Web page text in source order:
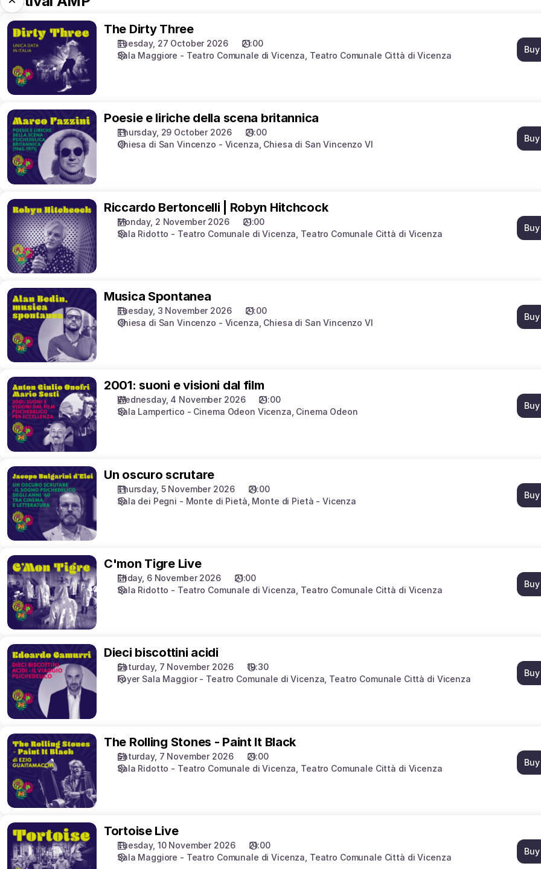
The
Dirty
Three
The Dirty Three
Tuesday, 27 October 2026
21:00
Sala Maggiore - Teatro Comunale di Vicenza Teatro Comunale Città di Vicenza
Buy
Poesie
liriche
della
scena
britannica
Poesie e liriche della scena britannica
Thursday, 29 October 2026
21:00
Chiesa di San Vincenzo - Vicenza Chiesa di San Vincenzo VI
Buy
Riccardo
Bertoncelli
|
Robyn
Hitchcock
Riccardo Bertoncelli | Robyn Hitchcock
Monday, 2 November 2026
21:00
Sala Ridotto - Teatro Comunale di Vicenza Teatro Comunale Città di Vicenza
Buy
Musica
Spontanea
Musica Spontanea
Tuesday, 3 November 2026
21:00
Chiesa di San Vincenzo - Vicenza Chiesa di San Vincenzo VI
Buy
2001:
suoni
visioni
dal
film
2001: suoni e visioni dal film
Wednesday, 4 November 2026
21:00
Sala Lampertico - Cinema Odeon Vicenza Cinema Odeon
Buy
Un
oscuro
scrutare
Un oscuro scrutare
Thursday, 5 November 2026
21:00
Sala dei Pegni - Monte di Pietà Monte di Pietà - Vicenza
Buy
C'mon
Tigre
Live
C'mon Tigre Live
Friday, 6 November 2026
21:00
Sala Ridotto - Teatro Comunale di Vicenza Teatro Comunale Città di Vicenza
Buy
Dieci
biscottini
acidi
Dieci biscottini acidi
Saturday, 7 November 2026
19:30
Foyer Sala Maggior - Teatro Comunale di Vicenza Teatro Comunale Città di Vicenza
Buy
The
Rolling
Stones
Paint
It
The Rolling Stones - Paint It Black
Saturday, 7 November 2026
21:00
Sala Ridotto - Teatro Comunale di Vicenza Teatro Comunale Città di Vicenza
Buy
Tortoise
Live
Tortoise Live
Tuesday, 10 November 2026
21:00
Sala Maggiore - Teatro Comunale di Vicenza Teatro Comunale Città di Vicenza
Buy